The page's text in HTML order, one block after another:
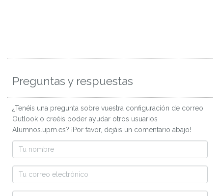
Preguntas y respuestas
¿Tenéis una pregunta sobre vuestra configuración de correo
Outlook o creéis poder ayudar otros usuarios
Alumnos.upm.es? ¡Por favor, dejáis un comentario abajo!